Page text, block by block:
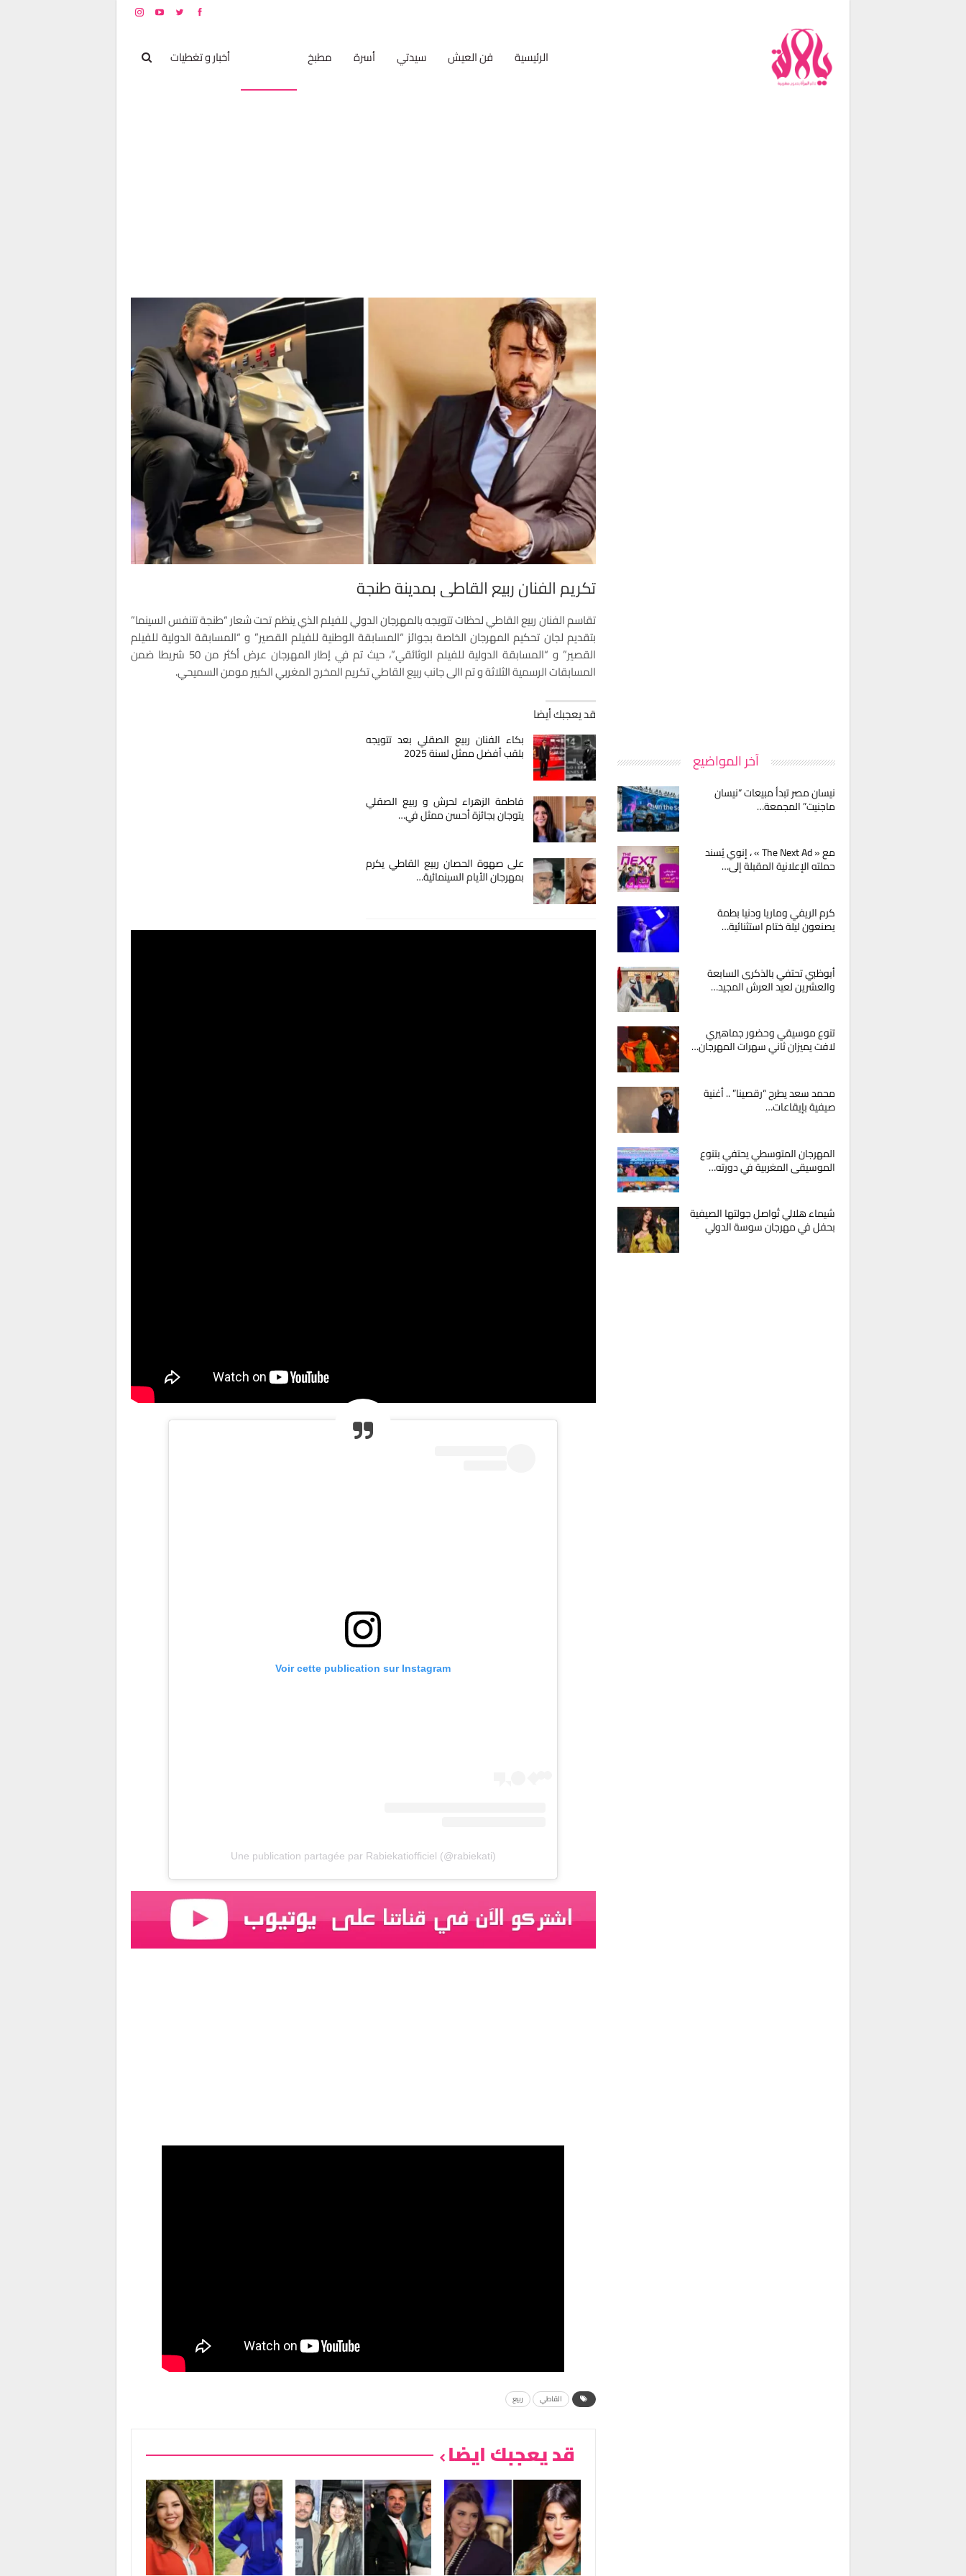
الرئيسية فن العيش سيدتي أسرة مطبخ أخبار و تغطيات
تكريم الفنان ربيع القاطي بمدينة طنجة
تقاسم الفنان ربيع القاطي لحظات تتويجه بالمهرجان الدولي للفيلم الذي ينظم تحت شعار “طنجة تتنفس السينما”
بتقديم لجان تحكيم المهرجان الخاصة بجوائز “المسابقة الوطنية للفيلم القصير” و “المسابقة الدولية للفيلم
القصير” و “المسابقة الدولية للفيلم الوثائقي”، حيث تم في إطار المهرجان عرض أكثر من 50 شريطا ضمن
المسابقات الرسمية الثلاثة و تم االى جانب ربيع القاطي تكريم المخرج المغربي الكبير مومن السميحي.
قد يعجبك أيضا
بكاء الفنان ربيع الصقلي بعد تتويجه
بلقب أفضل ممثل لسنة 2025
فاطمة الزهراء لحرش و ربيع الصقلي
يتوجان بجائزة أحسن ممثل في…
على صهوة الحصان ربيع القاطي يكرم
بمهرجان الأيام السينمائية…
Voir cette publication sur Instagram
Une publication partagée par Rabiekatiofficiel (@rabiekati)
القاطي ربيع
قد يعجبك ايضا
آخر المواضيع
نيسان مصر تبدأ مبيعات “نيسان
ماجنيت” المجمعة…
مع « The Next Ad » ، إنوي يُسند
حملته الإعلانية المقبلة إلى…
كرم الريفي وماريا ودنيا بطمة
يصنعون ليلة ختام استثنائية…
أبوظبي تحتفي بالذكرى السابعة
والعشرين لعيد العرش المجيد…
تنوع موسيقي وحضور جماهيري
لافت يميزان ثاني سهرات المهرجان…
محمد سعد يطرح “رقصينا” .. أغنية
صيفية بإيقاعات…
المهرجان المتوسطي يحتفي بتنوع
الموسيقى المغربية في دورته…
شيماء هلالي تُواصل جولتها الصيفية
بحفل في مهرجان سوسة الدولي